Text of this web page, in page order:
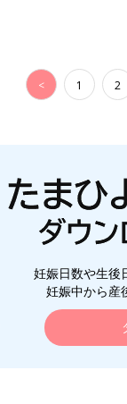
< 1 2
妊娠日数や生後
妊娠中から産